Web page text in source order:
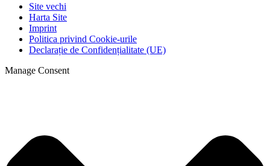
Site vechi
Harta Site
Imprint
Politica privind Cookie-urile
Declarație de Confidențialitate (UE)
Manage Consent